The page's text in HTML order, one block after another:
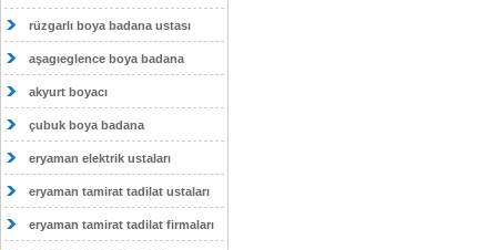
rüzgarlı boya badana ustası
aşagıeglence boya badana
akyurt boyacı
çubuk boya badana
eryaman elektrik ustaları
eryaman tamirat tadilat ustaları
eryaman tamirat tadilat firmaları